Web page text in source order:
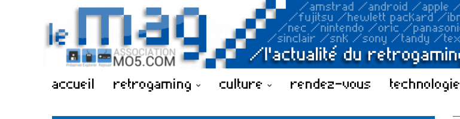
accueil retrogaming culture rendez-vous technologie